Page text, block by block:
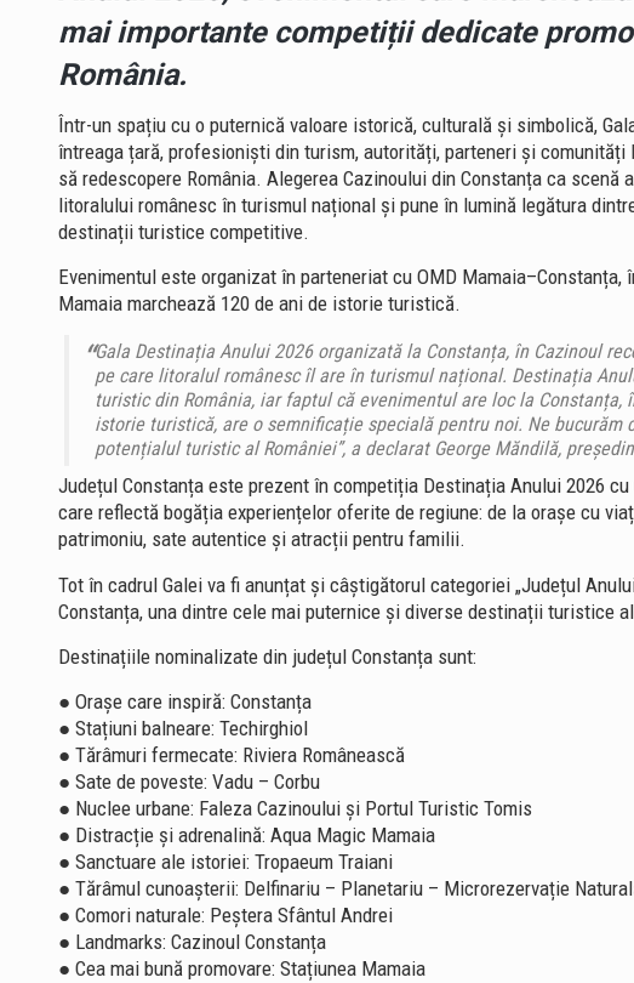
mai importante competiții dedicate
România.
Într-un spațiu cu o puternică valoare istorică, culturală și simbolică,
întreaga țară, profesioniști din turism, autorități, parteneri și
să redescopere România. Alegerea Cazinoului din Constanța ca
litoralului românesc în turismul național și pune în lumină legătura
destinații turistice competitive.
Evenimentul este organizat în parteneriat cu OMD
Mamaia marchează 120 de ani de istorie turistică.
Gala Destinația Anului 2026 organizată la Constanța, în Cazinoul
pe care litoralul românesc îl are în turismul național. Destinația
turistic din România, iar faptul că evenimentul are loc la
istorie turistică, are o semnificație specială pentru noi. Ne bucurăm
potențialul turistic al României”, a declarat George Măndilă,
Județul Constanța este prezent în competiția Destinația Anului 2026
care reflectă bogăția experiențelor oferite de regiune: de la orașe cu
patrimoniu, sate autentice și atracții pentru familii.
Tot în cadrul Galei va fi anunțat și câștigătorul categoriei „Județul
Constanța, una dintre cele mai puternice și diverse destinații turistice
Destinațiile nominalizate din județul Constanța sunt:
● Orașe care inspiră: Constanța
● Stațiuni balneare: Techirghiol
● Tărâmuri fermecate: Riviera Românească
● Sate de poveste: Vadu – Corbu
● Nuclee urbane: Faleza Cazinoului și Portul Turistic Tomis
● Distracție și adrenalină: Aqua Magic Mamaia
● Sanctuare ale istoriei: Tropaeum Traiani
● Tărâmul cunoașterii: Delfinariu – Planetariu – Microrezervație
● Comori naturale: Peștera Sfântul Andrei
● Landmarks: Cazinoul Constanța
● Cea mai bună promovare: Stațiunea Mamaia